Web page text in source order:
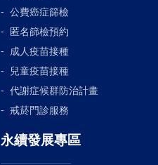
公費癌症篩檢
匿名篩檢預約
成人疫苗接種
兒童疫苗接種
代謝症候群防治計畫
戒菸門診服務
永續發展專區